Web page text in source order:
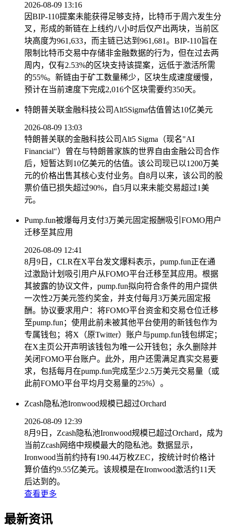
2026-08-09 13:16
因BIP-110提案未能获得足够支持，比特币于周六发生分
叉，形成的新链在上线约八小时后仅产出两块，当前区
块高度为961,633，而主链已达到961,681。BIP-110旨在
限制比特币交易中存储非金融数据的行为，但在过去两
周内，仅有2.53%的区块支持该提案，远低于激活所需
的55%。新链由于矿工数量稀少，区块生成速度缓慢，
预计在当前速度下完成2,016个区块需要约350天。
特朗普关联金融科技公司Alt5Sigma估值曾达10亿美元
2026-08-09 13:03
特朗普关联的金融科技公司Alt5 Sigma（现名"AI
Financial"）曾在与特朗普家族的世界自由金融公司合作
后，短暂达到10亿美元的估值。该公司现已以1200万美
元的价格出售其核心支付业务。自8月以来，该公司的股
票价值已损失超过90%，自5月以来未能交易超过1美
元。
Pump.fun被爆每月支付3万美元固定报酬吸引FOMO用户
迁移至其应用
2026-08-09 12:41
8月9日，CLR在X平台发文爆料表示，pump.fun正在通
过激励计划吸引用户从FOMO平台迁移至其应用。根据
其披露的协议文件，pump.fun拟向符合条件的用户提供
一次性2万美元签约奖金，并支付每月3万美元固定报
酬。协议要求用户：将FOMO平台资金和交易仓位迁移
至pump.fun；使用此前未被其他平台使用的新钱包作为
专属钱包；将X（原Twitter）账户与pump.fun钱包绑定；
在X主页公开声明该钱包为唯一公开钱包；永久删除并
关闭FOMO平台账户。此外，用户还需满足真实交易要
求，包括每月在pump.fun完成至少2.5万美元交易量（或
此前FOMO平台平均月交易量的25%）。
Zcash隐私池Ironwood规模已超过Orchard
2026-08-09 12:39
8月9日，Zcash隐私池Ironwood规模已超过Orchard，成为
当前Zcash网络中规模最大的隐私池。数据显示，
Ironwood当前约持有190.44万枚ZEC，按统计时价格计
算价值约9.55亿美元。该规模是在Ironwood激活约11天
后达到的。
查看更多
最新资讯